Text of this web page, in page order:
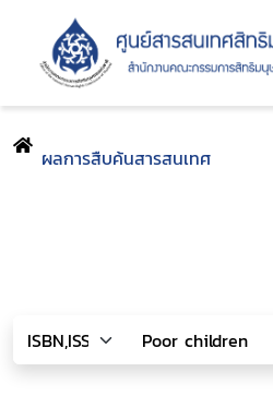
ผลการสืบค้นสารสนเทศ